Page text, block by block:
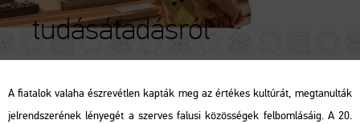
tudásátadásról
A fi­a­ta­lok va­la­ha ész­re­vét­len kap­ták meg az ér­té­kes kul­tú­rát, meg­ta­nul­ták
jel­rend­sze­ré­nek lé­nye­gét a szer­ves fa­lu­si kö­zös­sé­gek fel­bom­lá­sá­ig. A 20.